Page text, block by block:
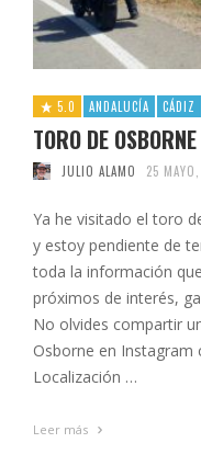
5.0 ANDALUCÍA CÁDIZ
TORO DE
JULIO ALAMO 25
Ya he visitado el toro
y estoy pendiente de
toda la información
próximos de interés,
No olvides compartir
Osborne en
Localización …
Leer más